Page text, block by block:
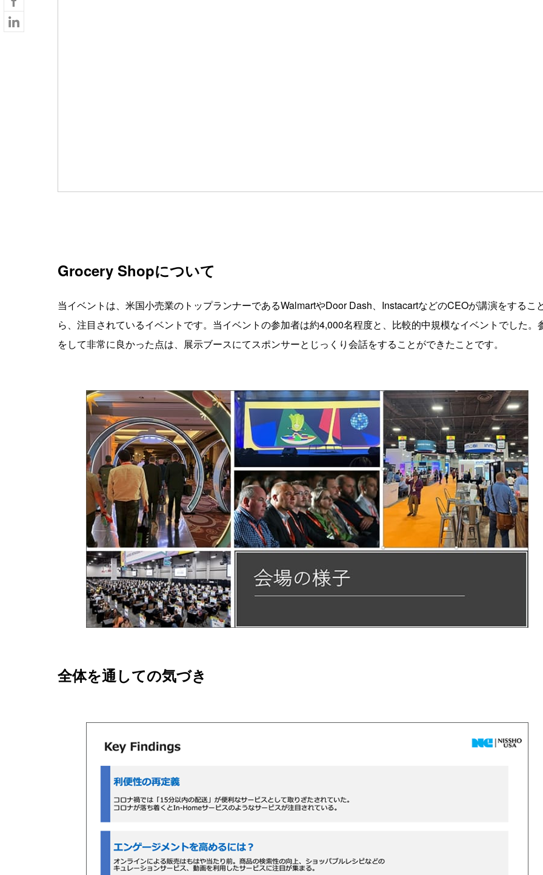
Grocery Shopについて
当イベントは、米国小売業のトップランナーであるWalmartやDoor Dash、InstacartなどのCEOが講演をするこ
ら、注目されているイベントです。当イベントの参加者は約4,000名程度と、比較的中規模なイベントでした。
をして非常に良かった点は、展示ブースにてスポンサーとじっくり会話をすることができたことです。
全体を通しての気づき